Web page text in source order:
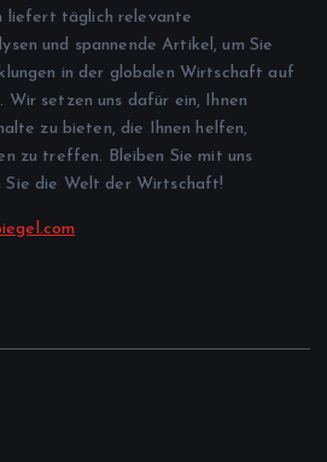
liefert täglich relevante
und spannende Artikel, um Sie
in der globalen Wirtschaft auf
Wir setzen uns dafür ein, Ihnen
zu bieten, die Ihnen helfen,
zu treffen. Bleiben Sie mit uns
Sie die Welt der Wirtschaft!